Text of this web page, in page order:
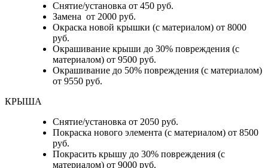
Снятие/установка от 450 руб.
Замена от 2000 руб.
Окраска новой крышки (с материалом) от 8000
руб.
Окрашивание крыши до 30% повреждения (с
материалом) от 9500 руб.
Окрашивание до 50% повреждения (с материалом)
от 9550 руб.
КРЫША
Снятие/установка от 2050 руб.
Покраска нового элемента (с материалом) от 8500
руб.
Покрасить крышу до 30% повреждения (с
материалом) от 9000 руб.